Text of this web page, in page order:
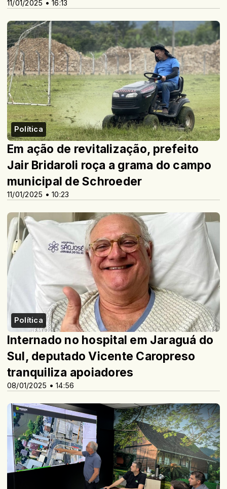
11/01/2025 • 16:13
Política
11/01/2025 • 10:23
Em ação de revitalização, prefeito
Jair Bridaroli roça a grama do campo
municipal de Schroeder
Política
08/01/2025 • 14:56
Internado no hospital em Jaraguá do
Sul, deputado Vicente Caropreso
tranquiliza apoiadores